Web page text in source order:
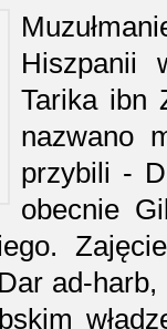
Hiszpanii
Tarika ibn
nazwano
przybili -
obecnie
ad-